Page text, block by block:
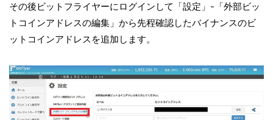
その後ビットフライヤーにログインして「設定」-「外部ビッ
トコインアドレスの編集」から先程確認したバイナンスのビ
ットコインアドレスを追加します。